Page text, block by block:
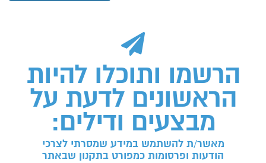
הרשמו ותוכלו להיות
הראשונים לדעת על
מבצעים ודילים:
מאשר/ת להשתמש במידע שמסרתי לצרכי
הודעות ופרסומות כמפורט בתקנון שבאתר